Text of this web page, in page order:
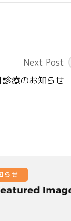
Next Post
診療のお知らせ
らせ